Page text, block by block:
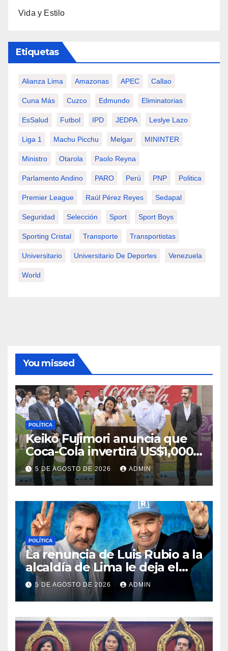
Vida y Estilo
Etiquetas
Alianza Lima Amazonas APEC Callao
Cuna Más Cuzco Edmundo Eliminatorias
EsSalud Futbol IPD JEDPA Leslye Lazo
Liga 1 Machu Picchu Melgar MININTER
Ministro Otarola Paolo Reyna
Parlamento Andino PARO Perú PNP Politica
Premier League Raúl Pérez Reyes Sedapal
Seguridad Selección Sport Sport Boys
Sporting Cristal Transporte Transportistas
Universitario Universitario De Deportes Venezuela
World
You missed
POLÍTICA
Keiko Fujimori anuncia que
Coca-Cola invertirá US$1,000
millones en 5 años
5 DE AGOSTO DE 2026 ADMIN
POLÍTICA
La renuncia de Luis Rubio a la
alcaldía de Lima le deja el
camino libre a Rafael López
Aliaga
5 DE AGOSTO DE 2026 ADMIN